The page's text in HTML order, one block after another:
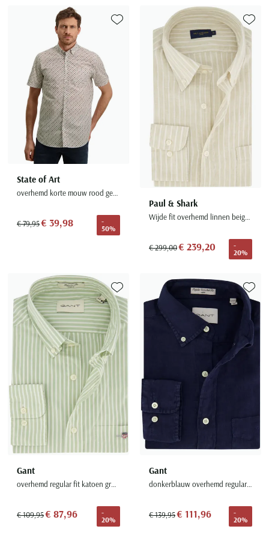
State of Art
overhemd korte mouw rood geprint katoen
€ 79,95€ 39,98
-
50%
Toevoegen aan favorieten
Paul & Shark
Wijde fit overhemd linnen beige gestreept
€ 299,00€ 239,20
-
20%
Gant
overhemd regular fit katoen groen gestreept
€ 109,95€ 87,96
-
20%
Toevoegen aan favorieten
Gant
donkerblauw overhemd regular fit linnen
€ 139,95€ 111,96
-
20%